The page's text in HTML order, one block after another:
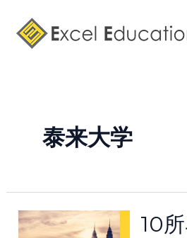
content
泰来大学
10